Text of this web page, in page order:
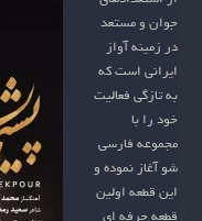
جوان و مستعد
در زمینه آواز
ایرانی است که
به تازگی فعالیت
خود را با
مجموعه فارسی
شو آغاز نموده و
این قطعه اولین